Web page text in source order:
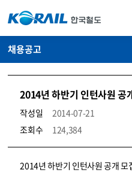
채용공고
2014년 하반기 인턴사원 공
작성일
2014-07-21
조회수
124,384
코레일소개_경영공시_채용공고 상세보기 – 내용, 파일, 담당자 연락처로 구성
2014년 하반기 인턴사원 공개 모